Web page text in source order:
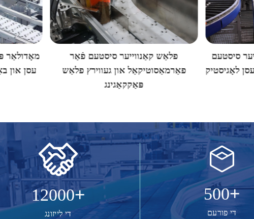
פלאַש קאַנווייער סיסטעם פֿאַר
פאַרמאַסוטיקאַל און געווירץ פלאַש
גאַרטל קאַנווייער סיסטעם
האַנדלינג אין עסן לאָגיסטיק
12000+
די לייזונג
500+
די פורעם